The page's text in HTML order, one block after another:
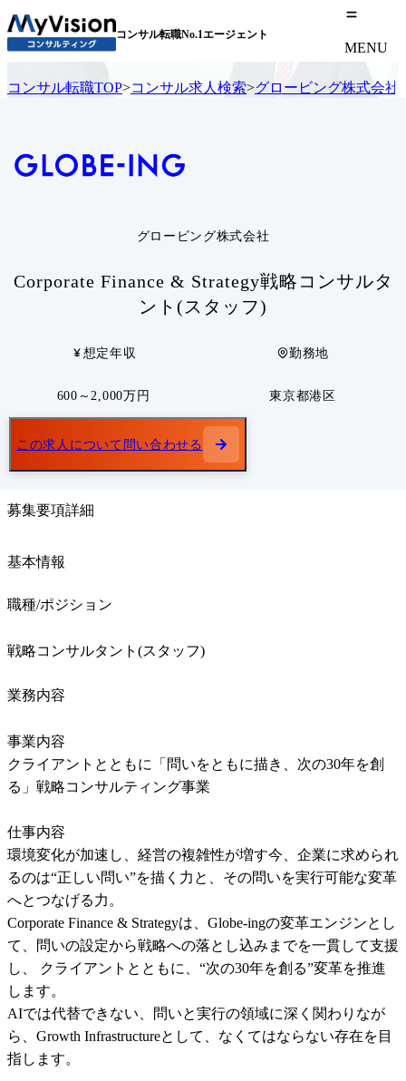
コンサル転職No.1エージェント
MENU
コンサル転職TOP>コンサル求人検索>グロービング株式会社
グロービング株式会社
Corporate Finance & Strategy戦略コンサルタ
ント(スタッフ)
想定年収
600～2,000万円
勤務地
東京都港区
この求人について問い合わせる
募集要項詳細
基本情報
職種/ポジション
戦略コンサルタント(スタッフ)
業務内容
事業内容
クライアントとともに「問いをともに描き、次の30年を創
る」戦略コンサルティング事業
仕事内容
環境変化が加速し、経営の複雑性が増す今、企業に求められ
るのは“正しい問い”を描く力と、その問いを実行可能な変革
へとつなげる力。
Corporate Finance & Strategyは、Globe-ingの変革エンジンとし
て、問いの設定から戦略への落とし込みまでを一貫して支援
し、 クライアントとともに、“次の30年を創る”変革を推進
します。
AIでは代替できない、問いと実行の領域に深く関わりなが
ら、Growth Infrastructureとして、なくてはならない存在を目
指します。